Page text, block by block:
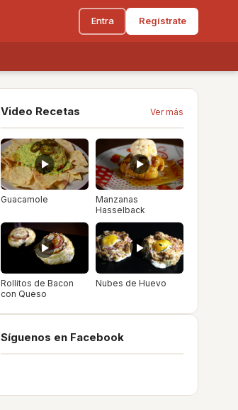
Entra Regístrate
Video Recetas Ver más
Guacamole
Manzanas
Hasselback
Rollitos de Bacon
con Queso
Nubes de Huevo
Síguenos en Facebook